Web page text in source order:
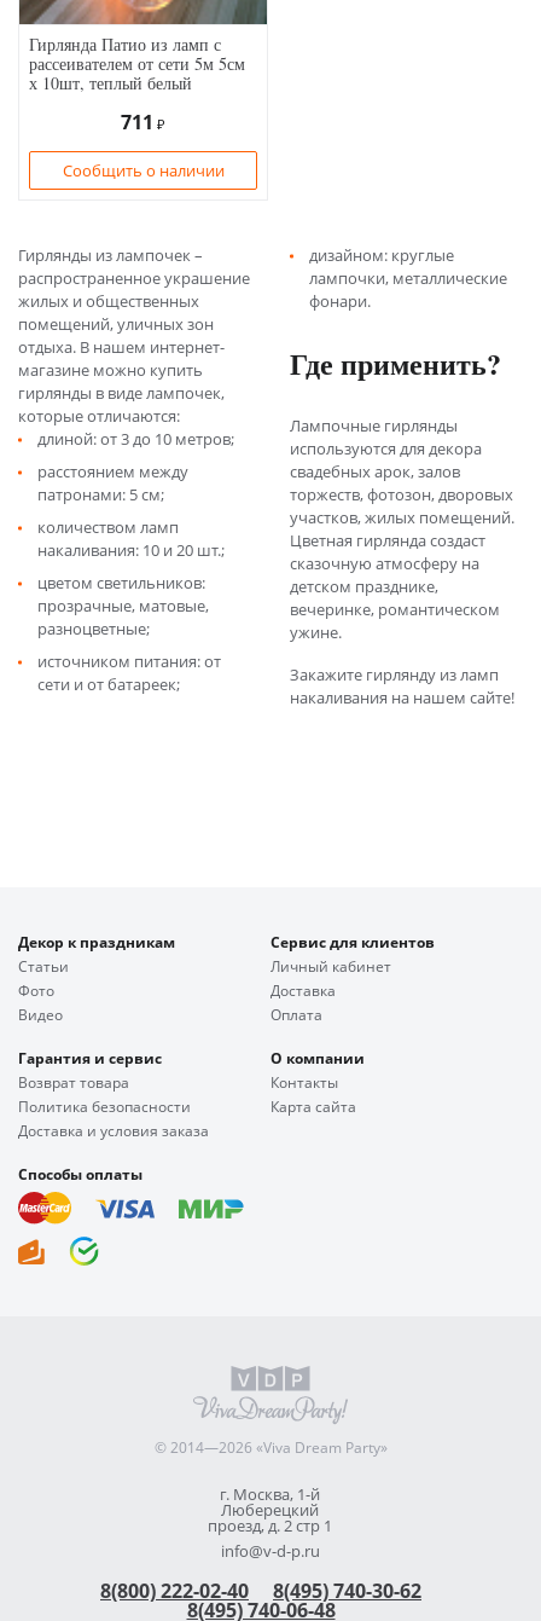
Гирлянда Патио из ламп с
рассеивателем от сети 5м 5см
х 10шт, теплый белый
711 ₽
Сообщить о наличии
Гирлянды из лампочек –
распространенное украшение
жилых и общественных
помещений, уличных зон
отдыха. В нашем интернет-
магазине можно купить
гирлянды в виде лампочек,
которые отличаются:
длиной: от 3 до 10 метров;
расстоянием между
патронами: 5 см;
количеством ламп
накаливания: 10 и 20 шт.;
цветом светильников:
прозрачные, матовые,
разноцветные;
источником питания: от
сети и от батареек;
дизайном: круглые
лампочки, металлические
фонари.
Где применить?
Лампочные гирлянды
используются для декора
свадебных арок, залов
торжеств, фотозон, дворовых
участков, жилых помещений.
Цветная гирлянда создаст
сказочную атмосферу на
детском празднике,
вечеринке, романтическом
ужине.
Закажите гирлянду из ламп
накаливания на нашем сайте!
Декор к праздникам
Статьи
Фото
Видео
Сервис для клиентов
Личный кабинет
Доставка
Оплата
Гарантия и сервис
Возврат товара
Политика безопасности
Доставка и условия заказа
О компании
Контакты
Карта сайта
Способы оплаты
© 2014—2026 «Viva Dream Party»
г. Москва, 1-й
Люберецкий
проезд, д. 2 стр 1
info@v-d-p.ru
8(800) 222-02-40 8(495) 740-30-62
8(495) 740-06-48